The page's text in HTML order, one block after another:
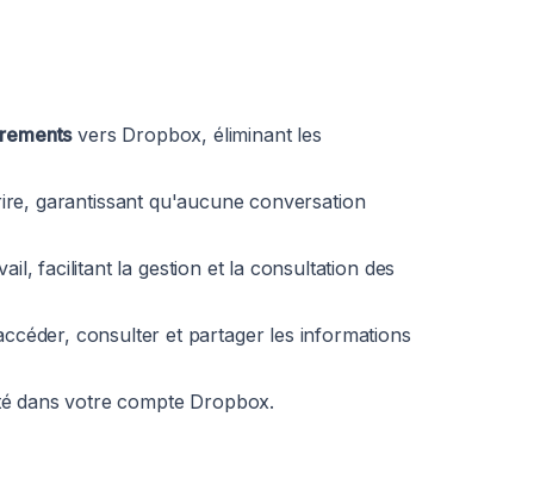
vers Dropbox, éliminant les
garantissant qu'aucune conversation
facilitant la gestion et la consultation des
consulter et partager les informations
dans votre compte Dropbox.